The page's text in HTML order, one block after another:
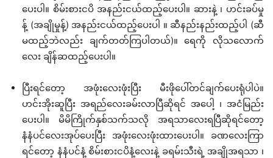
ပေးပါ။ စိမ်းစားငပိ အနည်းငယ်ထည့်ပေးပါ။ ဆားနဲ့ ၊ ဟင်းခပ်မှု
န့် (အချိုမှုန့်) အနည်းငယ်ထည့်ပေးပါ ။ ဆီနည်းနည်းထည့်ပါ (ဆီ
မထည့်ဘဲလည်း ချက်တတ်ကြပါတယ်)။ ရေကို လိုသလောက်
လေး ချိန်ဆထည့်ပေးပါ။
ပြီးရင်တော့ အဖုံးလေးဖုံးပြီး မီးဖိုပေါ်တင်ချက်ပေးရုံပါပဲ။
ဟင်းအိုးဆူပြီး အရည်လေးခမ်းလာပြီဆိုရင် အပေါ့ ၊ အငံမြည်း
ပေးပါ။ မိမိကြိုက်နှစ်သက်သလို အရသာလေးရပြီဆိုရင်တော့
နံနံပင်လေးအုပ်ပေးပြီး အဖုံးလေးဖုံးထားပေးပါ။ ခဏလေးကြာ
ရင်တော့ နံနံပင်နံ့ စိမ်းစားငပိနံ့လေးနဲ့ ခရမ်းသီးရဲ့ အချိုအရသာ ၊